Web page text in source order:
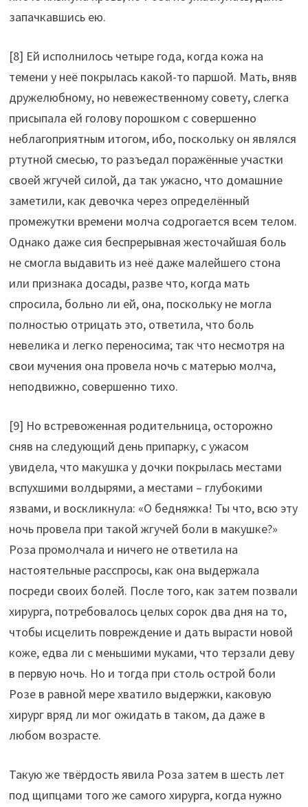
запачкавшись ею.
[8] Ей исполнилось четыре года, когда кожа на
темени у неё покрылась какой-то паршой. Мать, вняв
дружелюбному, но невежественному совету, слегка
присыпала ей голову порошком с совершенно
неблагоприятным итогом, ибо, поскольку он являлся
ртутной смесью, то разъедал поражённые участки
своей жгучей силой, да так ужасно, что домашние
заметили, как девочка через определённый
промежутки времени молча содрогается всем телом.
Однако даже сия беспрерывная жесточайшая боль
не смогла выдавить из неё даже малейшего стона
или признака досады, разве что, когда мать
спросила, больно ли ей, она, поскольку не могла
полностью отрицать это, ответила, что боль
невелика и легко переносима; так что несмотря на
свои мучения она провела ночь с матерью молча,
неподвижно, совершенно тихо.
[9] Но встревоженная родительница, осторожно
сняв на следующий день припарку, с ужасом
увидела, что макушка у дочки покрылась местами
вспухшими волдырями, а местами – глубокими
язвами, и воскликнула: «О бедняжка! Ты что, всю эту
ночь провела при такой жгучей боли в макушке?»
Роза промолчала и ничего не ответила на
настоятельные расспросы, как она выдержала
посреди своих болей. После того, как затем позвали
хирурга, потребовалось целых сорок два дня на то,
чтобы исцелить повреждение и дать вырасти новой
коже, едва ли с меньшими муками, что терзали деву
в первую ночь. Но и тогда при столь острой боли
Розе в равной мере хватило выдержки, каковую
хирург вряд ли мог ожидать в таком, да даже в
любом возрасте.
Такую же твёрдость явила Роза затем в шесть лет
под щипцами того же самого хирурга, когда нужно